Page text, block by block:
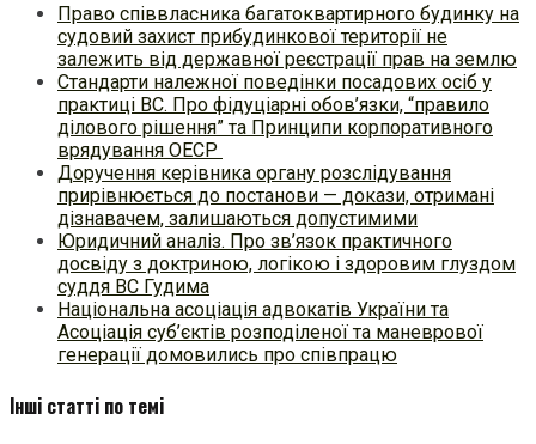
Право співвласника багатоквартирного будинку на
судовий захист прибудинкової території не
залежить від державної реєстрації прав на землю
Стандарти належної поведінки посадових осіб у
практиці ВC. Про фідуціарні обов’язки, “правило
ділового рішення” та Принципи корпоративного
врядування ОЕСР
Доручення керівника органу розслідування
прирівнюється до постанови — докази, отримані
дізнавачем, залишаються допустимими
Юридичний аналіз. Про зв’язок практичного
досвіду з доктриною, логікою і здоровим глуздом
суддя ВС Гудима
Національна асоціація адвокатів України та
Асоціація суб’єктів розподіленої та маневрової
генерації домовились про співпрацю
Інші статті по темі